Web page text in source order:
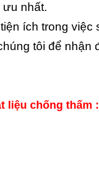
ưu nhất.
ích trong
tôi để
liệu chống thấm :